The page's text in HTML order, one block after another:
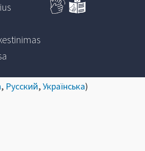
, Русский,Українська)